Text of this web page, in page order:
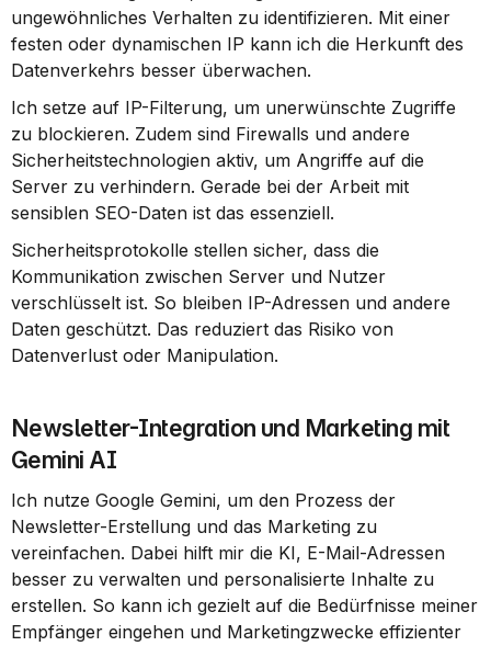
ungewöhnliches Verhalten zu identifizieren. Mit einer
festen oder dynamischen IP kann ich die Herkunft des
Datenverkehrs besser überwachen.
Ich setze auf IP-Filterung, um unerwünschte Zugriffe
zu blockieren. Zudem sind Firewalls und andere
Sicherheitstechnologien aktiv, um Angriffe auf die
Server zu verhindern. Gerade bei der Arbeit mit
sensiblen SEO-Daten ist das essenziell.
Sicherheitsprotokolle stellen sicher, dass die
Kommunikation zwischen Server und Nutzer
verschlüsselt ist. So bleiben IP-Adressen und andere
Daten geschützt. Das reduziert das Risiko von
Datenverlust oder Manipulation.
Newsletter-Integration und Marketing mit
Gemini AI
Ich nutze Google Gemini, um den Prozess der
Newsletter-Erstellung und das Marketing zu
vereinfachen. Dabei hilft mir die KI, E-Mail-Adressen
besser zu verwalten und personalisierte Inhalte zu
erstellen. So kann ich gezielt auf die Bedürfnisse meiner
Empfänger eingehen und Marketingzwecke effizienter